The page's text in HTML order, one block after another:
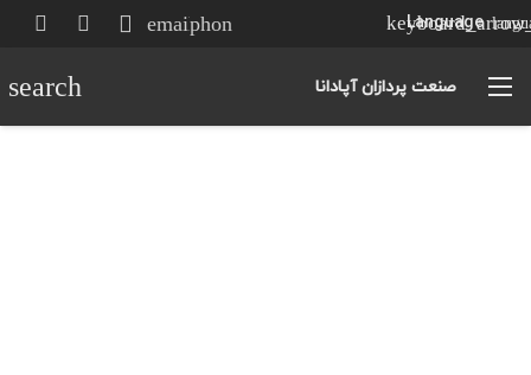
Language
phone
email
صنعت پردازان آپادانا search